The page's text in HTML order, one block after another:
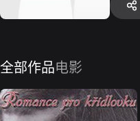
全部作品电影